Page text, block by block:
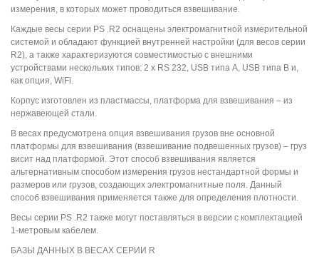
измерения, в которых может проводиться взвешивание.
Каждые весы серии PS .R2 оснащены электромагнитной измерительной
системой и обладают функцией внутренней настройки (для весов серии
R2), а также характеризуются совместимостью с внешними
устройствами нескольких типов: 2 x RS 232, USB типа A, USB типа B и,
как опция, WiFi.
Корпус изготовлен из пластмассы, платформа для взвешивания – из
нержавеющей стали.
В весах предусмотрена опция взвешивания грузов вне основной
платформы для взвешивания (взвешивание подвешенных грузов) – груз
висит над платформой. Этот способ взвешивания является
альтернативным способом измерения грузов нестандартной формы и
размеров или грузов, создающих электромагнитные поля. Данный
способ взвешивания применяется также для определения плотности.
Весы серии PS .R2 также могут поставляться в версии с комплектацией
1-метровым кабелем.
БАЗЫ ДАННЫХ В ВЕСАХ СЕРИИ R